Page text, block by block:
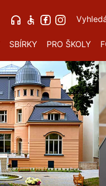
SBÍRKY PRO ŠKOLY